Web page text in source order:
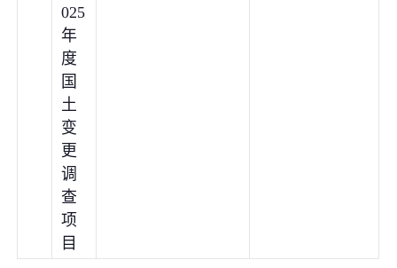
025
年
度
国
土
变
更
调
查
项
目